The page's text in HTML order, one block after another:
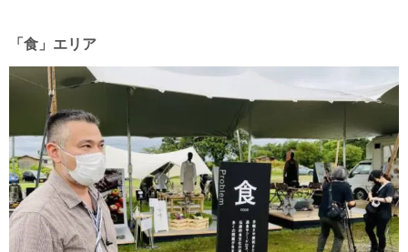
「食」エリア